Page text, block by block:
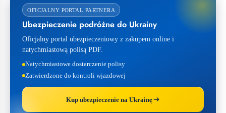
OFICJALNY PORTAL PARTNERA
Ubezpieczenie podróżne do Ukrainy
Oficjalny portal ubezpieczeniowy z zakupem online i
natychmiastową polisą PDF.
Natychmiastowe dostarczenie polisy
Zatwierdzone do kontroli wjazdowej
Kup ubezpieczenie na Ukrainę